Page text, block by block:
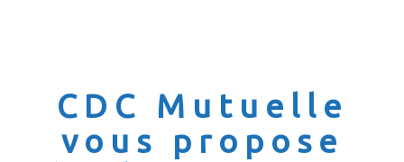
CDC Mutuelle
vous propose